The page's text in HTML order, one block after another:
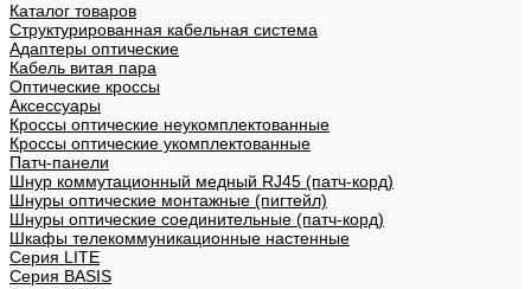
Каталог товаров
Структурированная кабельная система
Адаптеры оптические
Кабель витая пара
Оптические кроссы
Аксессуары
Кроссы оптические неукомплектованные
Кроссы оптические укомплектованные
Патч-панели
Шнур коммутационный медный RJ45 (патч-корд)
Шнуры оптические монтажные (пигтейл)
Шнуры оптические соединительные (патч-корд)
Шкафы телекоммуникационные настенные
Cерия LITE
Cерия BASIS